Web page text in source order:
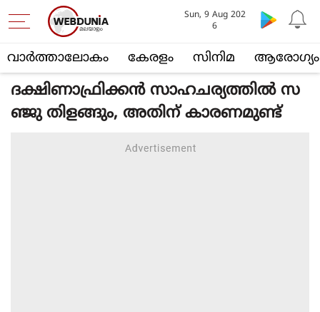
വാര്‍ത്താലോകം കേരളം സിനിമ ആരോഗ്യം
Sun, 9 Aug 202
6
ദക്ഷിണാഫ്രിക്കൻ സാഹചര്യത്തിൽ സ
ഞ്ജു തിളങ്ങും, അതിന് കാരണമുണ്ട്